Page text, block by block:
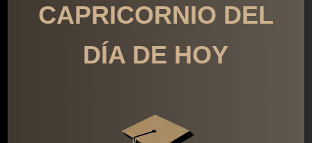
CAPRICORNIO DEL
DÍA DE HOY